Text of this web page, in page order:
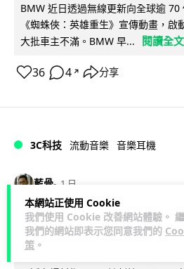
本網站正使用 Cookie
我們使用 Cookie 改善網站體驗。
我們的網站即表示您同意我們的
策 。
BMW 近日透過無線更新向全球逾
《蜘蛛俠：英雄重生》宣傳動畫，
大批車主不滿。BMW 早...
閱讀全文
36 4 ↗ 分享
3C科技 流動音樂 音樂耳機
藍骨 1 日
Sony 傳推平價復刻
舊款規格挑戰加價潮